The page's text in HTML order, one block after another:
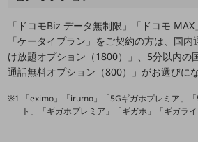
地域共創・地方創生
セキュリティ対策
遠隔監視
顧客体験（CX）改善
「ドコモBiz データ無制限」「ドコモ
「ケータイプラン」をご契約の方は、国
け放題オプション（1800）」、5分以内の
通話無料オプション（800）」がお選びにな
「eximo」「irumo」「5Gギガホプレミア」
ト」「ギガホプレミア」「ギガホ」「ギガライ